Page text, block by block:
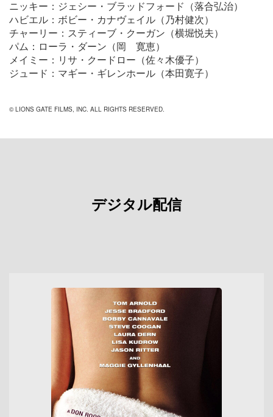
ニッキー：ジェシー・ブラッドフォード（落合弘治）
ハビエル：ボビー・カナヴェイル（乃村健次）
チャーリー：スティーブ・クーガン（横堀悦夫）
パム：ローラ・ダーン（岡 寛恵）
メイミー：リサ・クードロー（佐々木優子）
ジュード：マギー・ギレンホール（本田寛子）
© LIONS GATE FILMS, INC. ALL RIGHTS RESERVED.
デジタル配信